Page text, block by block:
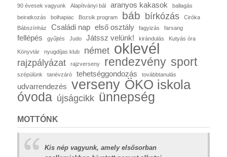
90 évesek vagyunk Alapítványi bál aranyos kakasok
ballagás
beiratkozás
bolhapiac Bozsik program báb bírkózás
Ciróka
Bábszínház
Családi nap első osztály fagyizás farsang
fellépés gyűjtés Judo Játssz velünk! kirándulás Kutyás óra
Könyvtár nyugdíjas klub német oklevél
rajzpályázat rajzverseny rendezvény sport
szépülünk tanévzáró tehetséggondozás továbbtanulás
udvarrendezés verseny ÖKO iskola
óvoda újságcikk ünnepség
MOTTÓNK
Kis nép vagyunk, amely elsősorban